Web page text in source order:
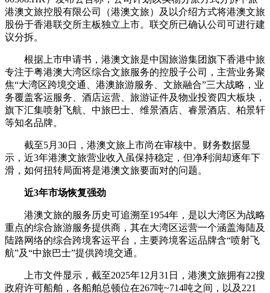
港澳文旅控股有限公司（港澳文旅）及以介绍方式将港澳文旅
股份于香港联交所主板独立上市。联交所已确认公司可进行建
议分拆。
根据上市申请书，港澳文旅是中国旅游集团旗下香港中旅
专注于粤港澳大湾区综合文旅服务的控股子公司，主营业务聚
焦“大湾区跨境交通、港澳旅游服务、文旅融合”三大战略，业
务覆盖客运服务、酒店运营、旅游证件及物业投资四大板块，
旗下汇集喷射飞航、中旅巴士、维景酒店、睿景酒店、柏景轩
等知名品牌。
截至5月30日，港澳文旅上市尚在审核中。财务数据显
示，近3年港澳文旅营业收入虽保持稳定，但净利润却逐年下
滑，如何扭转局面将是港澳文旅要面对的问题。
近3年市场恢复强劲
港澳文旅的服务历史可追溯至1954年，是以大湾区为战略
重点的综合旅游服务提供商，其在大湾区运营一个涵盖海陆及
陆路网络的综合跨境客运平台，主要跨境客运品牌含“喷射飞
航”及“中旅巴士”提供跨境交通。
上市文件显示，截至2025年12月31日，港澳文旅拥有22搜
政府许可船舶，各船舶总顿位在267吨~714吨之间，以及221